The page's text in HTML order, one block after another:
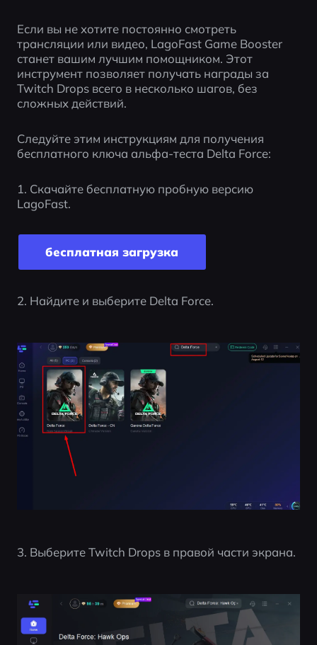
Если вы не хотите постоянно смотреть
трансляции или видео, LagoFast Game Booster
станет вашим лучшим помощником. Этот
инструмент позволяет получать награды за
Twitch Drops всего в несколько шагов, без
сложных действий.
Следуйте этим инструкциям для получения
бесплатного ключа альфа-теста Delta Force:
1. Скачайте бесплатную пробную версию
LagoFast.
бесплатная загрузка
2. Найдите и выберите Delta Force.
3. Выберите Twitch Drops в правой части экрана.